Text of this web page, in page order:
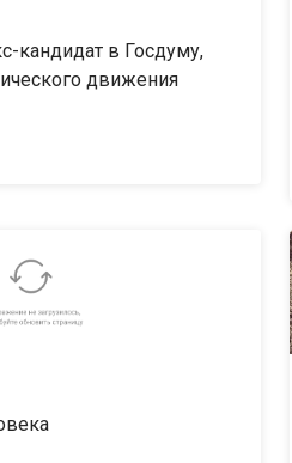
кандидат в Госдуму,
движения